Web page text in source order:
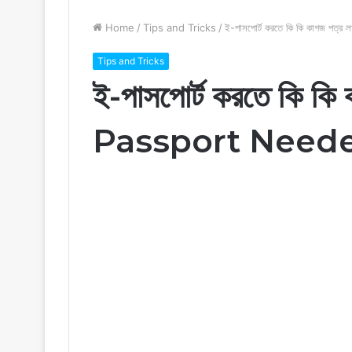
Home / Tips and Tricks / ই-পাসপোর্ট করতে কি কি কাগজ
Tips and Tricks
ই-পাসপোর্ট করতে কি
Passport